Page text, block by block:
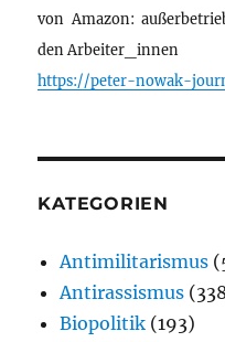
von Amazon:
den Arbeiter_innen
https://peter-nowak-
KATEGORIEN
Antimilitarismus
Antirassismus
Biopolitik (193)